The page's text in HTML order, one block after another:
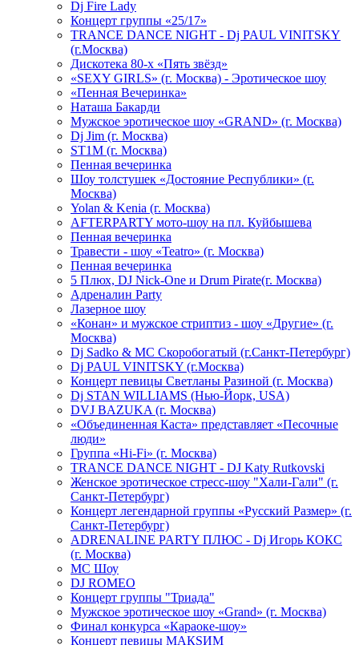
Dj Fire Lady
Концерт группы «25/17»
TRANCE DANCE NIGHT - Dj PAUL VINITSKY
(г.Москва)
Дискотека 80-х «Пять звёзд»
«SEXY GIRLS» (г. Москва) - Эротическое шоу
«Пенная Вечеринка»
Hаташа Бакарди
Мужское эротическое шоу «GRAND» (г. Москва)
Dj Jim (г. Москва)
ST1M (г. Москва)
Пенная вечеринка
Шоу толстушек «Достояние Республики» (г.
Москва)
Yolan & Kenia (г. Москва)
AFTERPARTY мото-шоу на пл. Куйбышева
Пенная вечеринка
Травести - шоу «Teatro» (г. Москва)
Пенная вечеринка
5 Плюх, DJ Nick-One и Drum Pirate(г. Москва)
Адреналин Party
Лазерное шоу
«Конан» и мужское стриптиз - шоу «Другие» (г.
Москва)
Dj Sadko & МС Скоробогатый (г.Санкт-Петербург)
Dj PAUL VINITSKY (г.Москва)
Концерт певицы Светланы Разиной (г. Москва)
Dj STAN WILLIAMS (Нью-Йорк, USA)
DVJ BAZUKA (г. Москва)
«Объединенная Каста» представляет «Песочные
люди»
Группа «Hi-Fi» (г. Москва)
TRANCE DANCE NIGHT - DJ Katy Rutkovski
Женское эротическое стресс-шоу "Хали-Гали" (г.
Санкт-Петербург)
Концерт легендарной группы «Русский Размер» (г.
Санкт-Петербург)
ADRENALINE PARTY ПЛЮС - Dj Игорь КОКС
(г. Москва)
MC Шоу
DJ ROMEO
Концерт группы "Триада"
Мужское эротическое шоу «Grand» (г. Москва)
Финал конкурса «Караоке-шоу»
Концерт певицы МАКSИМ